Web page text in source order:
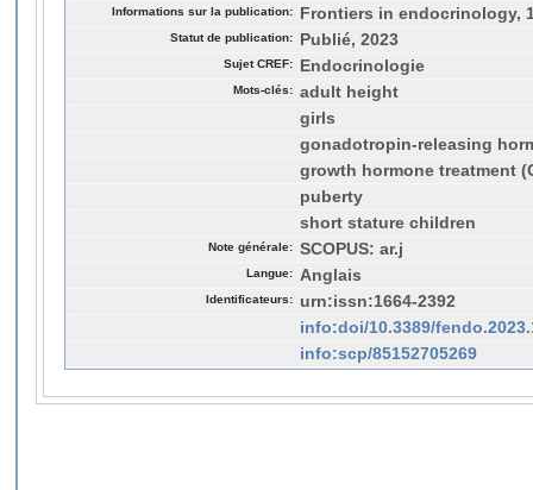
Informations sur la publication: Frontiers in endocrinology,
Statut de publication: Publié, 2023
Sujet CREF: Endocrinologie
Mots-clés: adult height
girls
gonadotropin-releasing
growth hormone treatment
puberty
short stature children
Note générale: SCOPUS: ar.j
Langue: Anglais
Identificateurs:
urn:issn:1664-2392
info:doi/10.3389/
info:scp/85152705269